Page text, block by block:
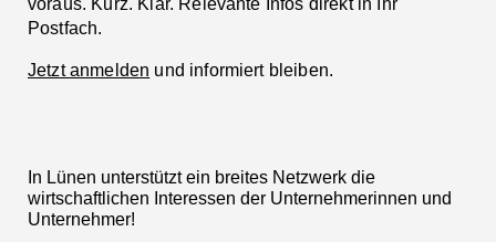
voraus. Kurz. Klar. Relevante Infos direkt in Ihr
Postfach.
Jetzt anmelden und informiert bleiben.
In Lünen unterstützt ein breites Netzwerk die
wirtschaftlichen Interessen der Unternehmerinnen und
Unternehmer!